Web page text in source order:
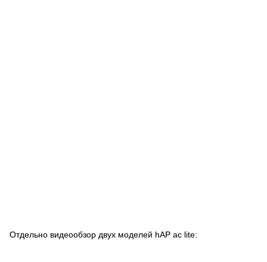
Отдельно видеообзор двух моделей hAP ac lite: